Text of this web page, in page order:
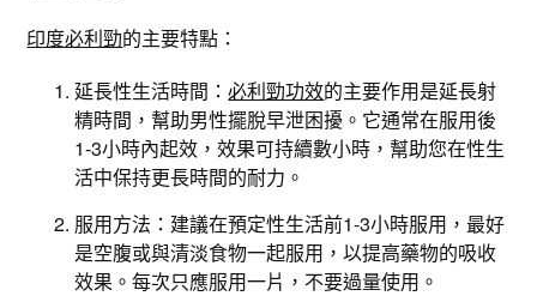
印度必利勁的主要特點：
延長性生活時間：必利勁功效的主要作用是延長射
精時間，幫助男性擺脫早泄困擾。它通常在服用後
1-3小時內起效，效果可持續數小時，幫助您在性生
活中保持更長時間的耐力。
服用方法：建議在預定性生活前1-3小時服用，最好
是空腹或與清淡食物一起服用，以提高藥物的吸收
效果。每次只應服用一片，不要過量使用。